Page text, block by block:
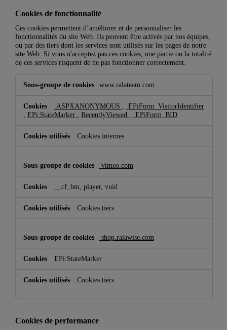
Cookies de fonctionnalité
Ces cookies permettent d’améliorer et de personnaliser les
fonctionnalités du site Web. Ils peuvent être activés par nos équipes,
ou par des tiers dont les services sont utilisés sur les pages de notre
site Web. Si vous n'acceptez pas ces cookies, une partie ou la totalité
de ces services risquent de ne pas fonctionner correctement.
www.ralateam.com
.ASPXANONYMOUS
.EPiForm_VisitorIdentifier
EPi:StateMarker RecentlyViewed .EPiForm_BID
Cookies internes
vimeo.com
__cf_bm, player, vuid
Cookies tiers
shop.ralawise.com
EPi:StateMarker
Cookies tiers
Cookies de performance